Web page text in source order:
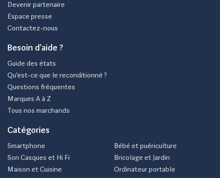
Devenir partenaire
Espace presse
Contactez-nous
Besoin d'aide ?
Guide des états
Qu’est-ce que le reconditionné ?
Questions fréquentes
Marques A à Z
Tous nos marchands
Catégories
Smartphone
Son Casques et Hi Fi
Maison et Cuisine
Bébé et puériculture
Bricolage et Jardin
Ordinateur portable